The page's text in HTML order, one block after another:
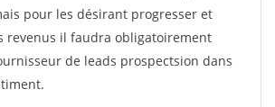
pour les désirant progresser et
revenus il faudra obligatoirement
de leads prospectsion dans